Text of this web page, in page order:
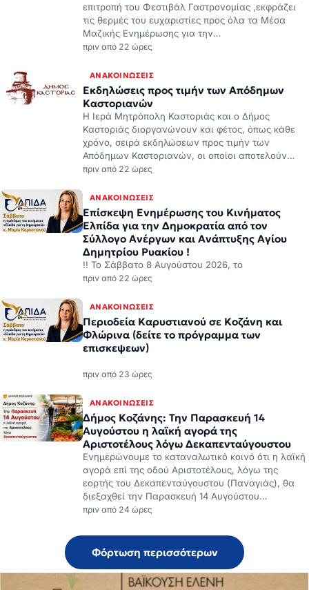
επιτροπή του Φεστιβάλ Γαστρονομίας ,εκφράζει
τις θερμές του ευχαριστίες προς όλα τα Μέσα
Μαζικής Ενημέρωσης για την…
πριν από 22 ώρες
ΑΝΑΚΟΙΝΏΣΕΙΣ
Εκδηλώσεις προς τιμήν των Απόδημων
Καστοριανών
Η Ιερά Μητρόπολη Καστοριάς και ο Δήμος
Καστοριάς διοργανώνουν και φέτος, όπως κάθε
χρόνο, σειρά εκδηλώσεων προς τιμήν των
Απόδημων Καστοριανών, οι οποίοι αποτελούν…
πριν από 22 ώρες
ΑΝΑΚΟΙΝΏΣΕΙΣ
Επίσκεψη Ενημέρωσης του Κινήματος
Ελπίδα για την Δημοκρατία από τον
Σύλλογο Ανέργων και Ανάπτυξης Αγίου
Δημητρίου Ρυακίου !
!! Το Σάββατο 8 Αυγούστου 2026, το
πριν από 22 ώρες
ΑΝΑΚΟΙΝΏΣΕΙΣ
Περιοδεία Καρυστιανού σε Κοζάνη και
Φλώρινα (δείτε το πρόγραμμα των
επισκεψεων)
πριν από 23 ώρες
ΑΝΑΚΟΙΝΏΣΕΙΣ
Δήμος Κοζάνης: Την Παρασκευή 14
Αυγούστου η λαϊκή αγορά της
Αριστοτέλους λόγω Δεκαπενταύγουστου
Ενημερώνουμε το καταναλωτικό κοινό ότι η λαϊκή
αγορά επί της οδού Αριστοτέλους, λόγω της
εορτής του Δεκαπενταύγουστου (Παναγιάς), θα
διεξαχθεί την Παρασκευή 14 Αυγούστου…
πριν από 24 ώρες
Φόρτωση περισσότερων